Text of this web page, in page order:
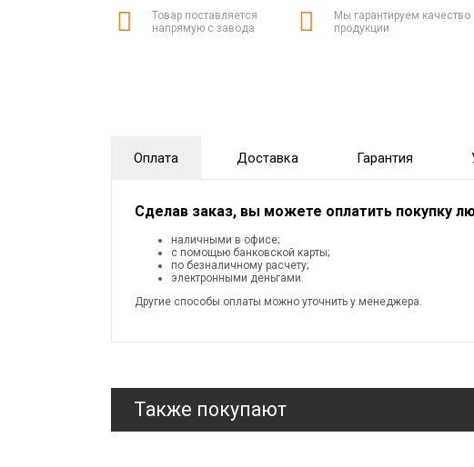
Товар поставляется
напрямую с завода
Мы гарантируем качество
продукции
Оплата Доставка Гарантия
Сделав заказ, вы можете оплатить покупку
наличными в офисе;
с помощью банковской карты;
по безналичному расчету;
электронными деньгами.
Другие способы оплаты можно уточнить у менеджера.
Также покупают